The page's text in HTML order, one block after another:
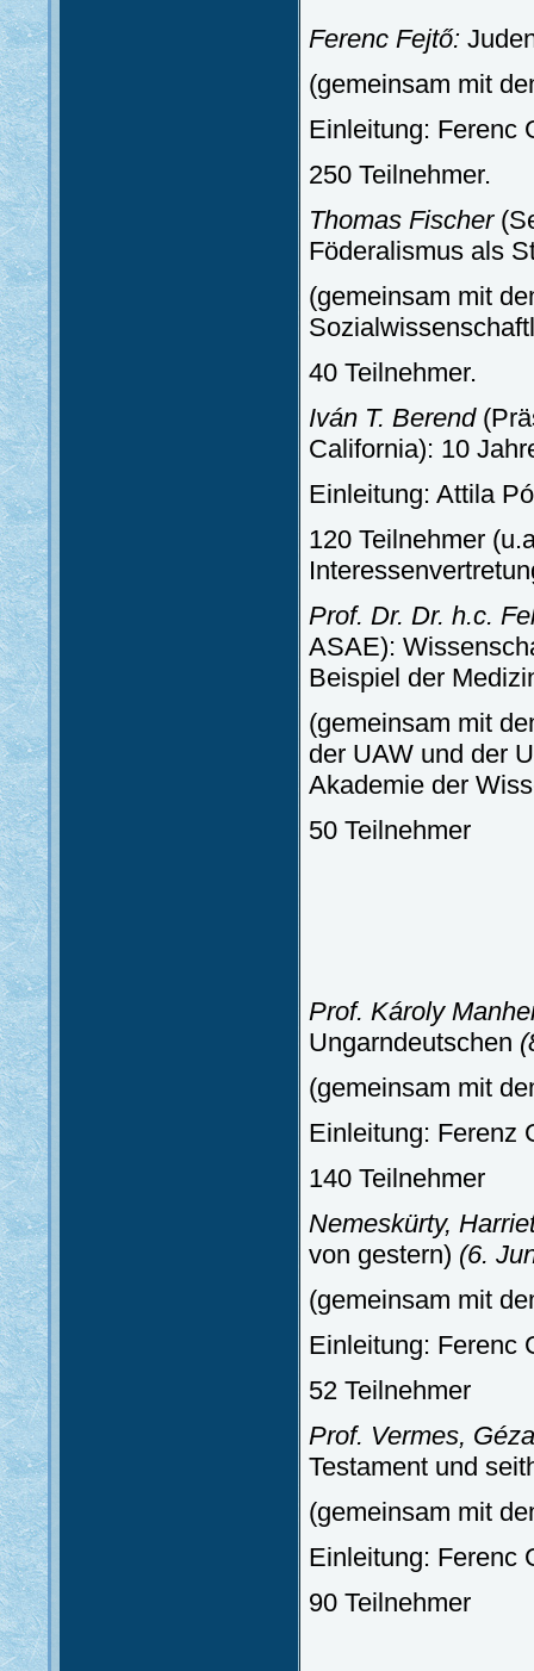
Ferenc Fejtő:
(gemeinsam mit
Einleitung: Ferenc
250 Teilnehmer.
Thomas Fischer
Föderalismus als
(gemeinsam mit
40 Teilnehmer.
Iván T. Berend
California): 10
Einleitung: Attila
120 Teilnehmer
Prof. Dr. Dr. h.c.
ASAE):
Beispiel der
(gemeinsam mit
der UAW und der
Akademie der
50 Teilnehmer
Prof. Károly
Ungarndeutschen
(gemeinsam mit
Einleitung: Ferenz
140 Teilnehmer
Nemeskürty,
von gestern) (6.
(gemeinsam mit
Einleitung: Ferenc
52 Teilnehmer
Prof. Vermes,
Testament und
(gemeinsam mit
Einleitung: Ferenc
90 Teilnehmer